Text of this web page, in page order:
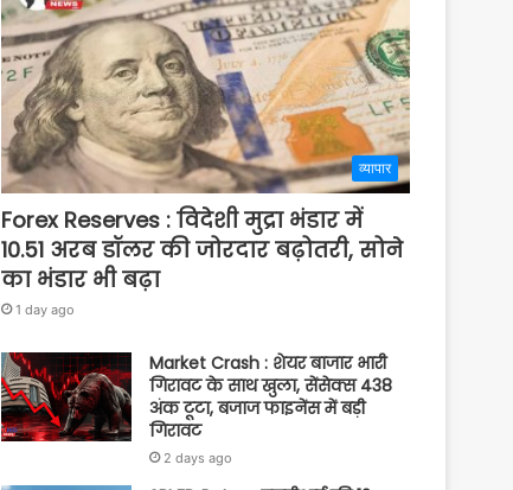
व्यापार
Forex Reserves : विदेशी मुद्रा भंडार में
10.51 अरब डॉलर की जोरदार बढ़ोतरी, सोने
का भंडार भी बढ़ा
1 day ago
Market Crash : शेयर बाजार भारी
गिरावट के साथ खुला, सेंसेक्स 438
अंक टूटा, बजाज फाइनेंस में बड़ी
गिरावट
2 days ago